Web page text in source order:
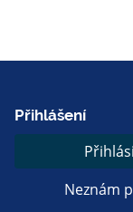
Přihlášení
Neznám